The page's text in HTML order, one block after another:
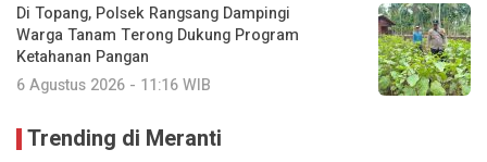
Di Topang, Polsek Rangsang Dampingi
Warga Tanam Terong Dukung Program
Ketahanan Pangan
6 Agustus 2026 - 11:16 WIB
Trending di Meranti